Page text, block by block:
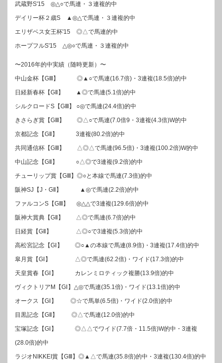
武蔵野S'15 ◎△○で馬連・３連複的中
デイリー杯２歳S ▲◎△で馬連・３連複的中
エリザベス女王杯'15 ◎△で馬連的中
ホープフルS'15 △◎○で馬連・３連複的中
〜2016年的中実績（随時更新）〜
中山金杯【GⅢ】 ◎▲○で馬連(16.7倍)・3連複(18.5倍)的中
日経新春杯【GⅡ】 ▲◎で馬連(5.1倍)的中
シルクロードS【GⅢ】 ○◎で馬連(24.4倍)的中
きさらぎ賞【GⅢ】 ◎△○で馬連(7.0倍9・3連複(4.3倍)W的中
京都記念【GⅡ】 3連複(80.2倍)的中
共同通信杯【GⅢ】 △◎△で馬連(96.5倍)・3連複(100.2倍)W的中
中山記念【GⅡ】 ○△◎で3連複(9.2倍)的中
チューリップ賞【GⅢ】◎○と本線で馬連(7.3倍)的中
阪神SJ【J・GⅡ】 ▲◎で馬連(2.2倍)的中
ファルコンS【GⅢ】 ◎△△で3連複(129.6倍)的中
阪神大賞典【GⅡ】 △◎で馬連(6.7倍)的中
日経賞【GⅡ】 △◎○で3連複(5.3倍)的中
高松宮記念【GⅠ】 ◎○▲の本線で馬連(8.9倍)・3連複(17.4倍)的中
皐月賞【GⅠ】 △◎で馬連(62.2倍)・ワイド(17.3倍)的中
天皇賞春【GⅠ】 カレンミロティック複勝(13.9倍)的中
ヴィクトリアM【GⅠ】△◎で馬連(35.1倍)・ワイド(13.1倍)的中
オークス【GⅠ】 ◎☆で馬単(6.5倍)・ワイド(2.0倍)的中
目黒記念【GⅡ】 ◎△で馬連(12.0倍)的中
宝塚記念【GⅠ】 ◎△△でワイド(7.7倍・11.5倍)W的中・3連複
(28.0倍)的中
ラジオNIKKEI賞【GⅢ】◎▲△で馬連(35.8倍)的中・3連複(130.4倍)的中